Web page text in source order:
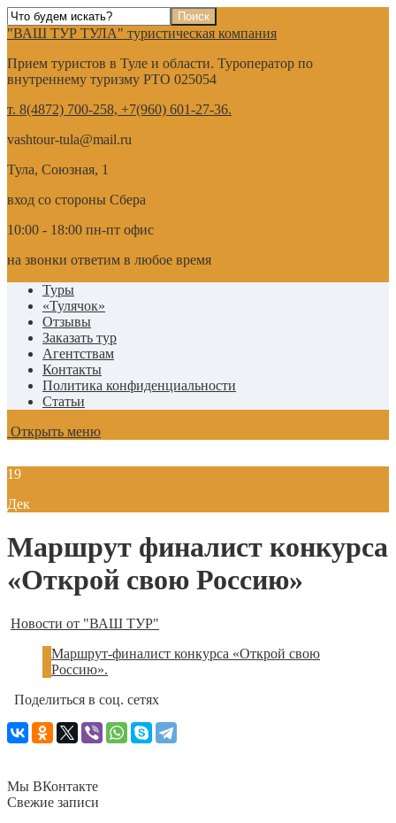
"ВАШ ТУР ТУЛА" туристическая компания
Прием туристов в Туле и области. Туроператор по
внутреннему туризму РТО 025054
т. 8(4872) 700-258, +7(960) 601-27-36.
vashtour-tula@mail.ru
Тула, Союзная, 1
вход со стороны Сбера
10:00 - 18:00 пн-пт офис
на звонки ответим в любое время
Туры
«Тулячок»
Отзывы
Заказать тур
Агентствам
Контакты
Политика конфиденциальности
Статьи
Открыть меню
19
Дек
Маршрут финалист конкурса
«Открой свою Россию»
Новости от "ВАШ ТУР"
Маршрут-финалист конкурса «Открой свою
Россию».
Поделиться в соц. сетях
Мы ВКонтакте
Свежие записи